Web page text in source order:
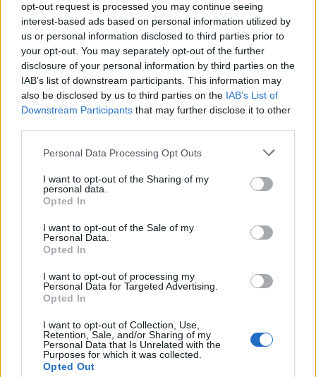
opt-out request is processed you may continue seeing
interest-based ads based on personal information utilized by
us or personal information disclosed to third parties prior to
your opt-out. You may separately opt-out of the further
disclosure of your personal information by third parties on the
IAB’s list of downstream participants. This information may
also be disclosed by us to third parties on the IAB’s List of
Downstream Participants that may further disclose it to other
Personal Data Processing Opt Outs
I want to opt-out of the Sharing of my
personal data.
Opted In
I want to opt-out of the Sale of my
Personal Data.
Opted In
I want to opt-out of processing my
Personal Data for Targeted Advertising.
Opted In
I want to opt-out of Collection, Use,
Retention, Sale, and/or Sharing of my
Personal Data that Is Unrelated with the
Purposes for which it was collected.
Opted Out
ενδιαφερθεί για την απόκτηση της ομάδας,
καθώς εκτός από τη νέα μείωση της τιμής
πώλησης, αυξάνει και τον χρόνο εξόφλησης
από τα τρία στα τέσσερα χρόνια (ήτοι 375.000
ευρώ τον χρόνο).
Η ουσία ωστόσο είναι ότι μέχρι τώρα δεν έχει
της ομάδας και τα χρονικά περιθώρια, όσο
περνούν οι μέρες, στενεύουν.
Ο κ. Κούγιας έχει δώσει προθεσμία μέχρι τις 28
του μηνός. Δηλαδή απομένει περίπου μία
εβδομάδα, και δείχνει αποφασισμένος να
οδηγηθεί στη Γ’ Εθνική.
5 COMMENTS